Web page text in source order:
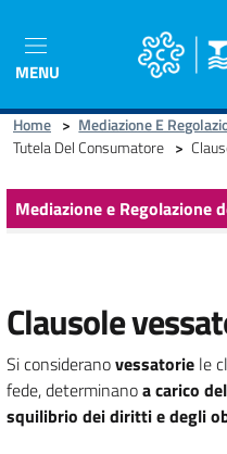
contenuto
MENU
Home > Mediazione E
Tutela Del Consumatore >
Mediazione e Regolazione
Clausole
Si consideranovessatorie le
fede, determinanoa carico
squilibrio dei diritti e degli